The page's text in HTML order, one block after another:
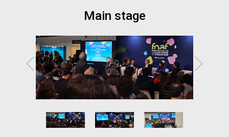
Main stage